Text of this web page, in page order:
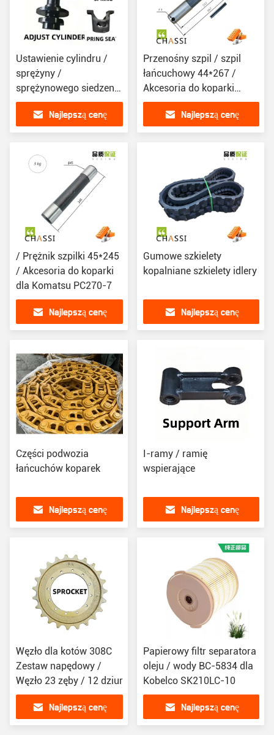
Ustawienie cylindru /
sprężyny /
sprężynowego siedzenia
dla podwozia koparki
Najlepszą cenę
Przenośny szpil / szpil
łańcuchowy 44*267 /
Akcesoria do koparki
stosowane do Komatsu
PC270-7Najlepszą cenę
/ Prężnik szpilki 45*245
/ Akcesoria do koparki
dla Komatsu PC270-7
Najlepszą cenę
Gumowe szkielety
kopalniane szkielety idlery
Najlepszą cenę
Części podwozia
łańcuchów koparek
Najlepszą cenę
I-ramy / ramię
wspierające
Najlepszą cenę
Węzło dla kotów 308C
Zestaw napędowy /
Węzło 23 zęby / 12 dziur
Najlepszą cenę
Papierowy filtr separatora
oleju / wody BC-5834 dla
Kobelco SK210LC-10
Najlepszą cenę